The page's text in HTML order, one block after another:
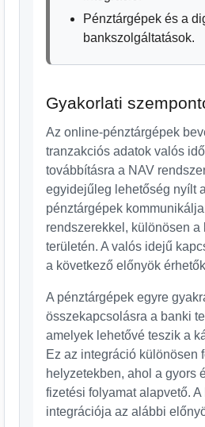
Pénztárgépek és a
bankszolgáltatások.
Gyakorlati
Az online-pénztárgépek
tranzakciós adatok valós
továbbításra a NAV
egyidejűleg lehetőség nyílt
pénztárgépek
rendszerekkel, különösen a
területén. A valós idejű
a következő előnyök
A pénztárgépek egyre
összekapcsolásra a banki
amelyek lehetővé teszik a
Ez az integráció különösen
helyzetekben, ahol a gyors
fizetési folyamat alapvető.
integrációja az alábbi